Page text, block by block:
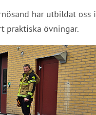
har utbildat oss i
praktiska övningar.